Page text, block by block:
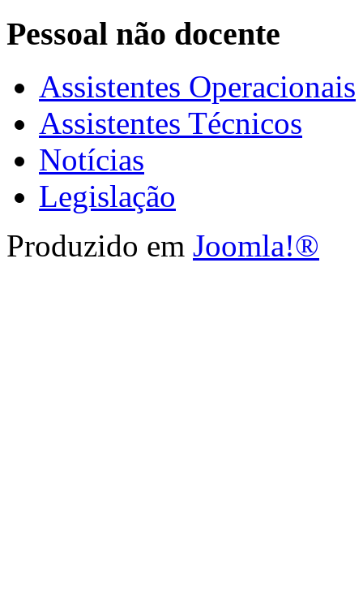
Pessoal não docente
Assistentes Operacionais
Assistentes Técnicos
Notícias
Legislação
Produzido em Joomla!®